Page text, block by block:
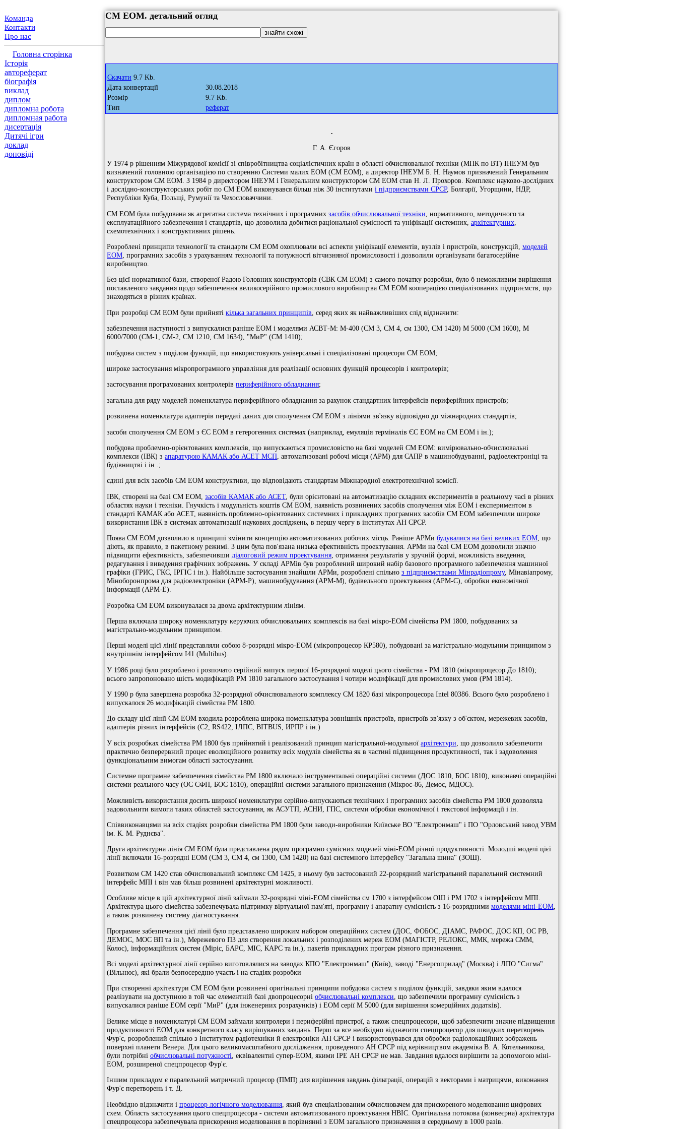
Команда
Контакти
Про нас
Головна сторінка
Історія
автореферат
біографія
виклад
диплом
дипломна робота
дипломная работа
дисертація
Дитячі ігри
доклад
доповіді
СМ ЕОМ. детальний огляд
Скачати 9.7 Kb.
Дата конвертації
30.08.2018
Розмір
9.7 Kb.
Тип
реферат
.
Г. А. Єгоров
У 1974 р рішенням Міжурядової комісії зі співробітництва соціалістичних країн в області обчислювальної техніки (МПК по ВТ) ІНЕУМ був
визначений головною організацією по створенню Системи малих ЕОМ (СМ ЕОМ), а директор ІНЕУМ Б. Н. Наумов призначений Генеральним
конструктором СМ ЕОМ. З 1984 р директором ІНЕУМ і Генеральним конструктором СМ ЕОМ став Н. Л. Прохоров. Комплекс науково-дослідних
і дослідно-конструкторських робіт по СМ ЕОМ виконувався більш ніж 30 інститутами і підприємствами СРСР, Болгарії, Угорщини, НДР,
Республіки Куба, Польщі, Румунії та Чехословаччини.
СМ ЕОМ була побудована як агрегатна система технічних і програмних засобів обчислювальної техніки , нормативного, методичного та
експлуатаційного забезпечення і стандартів, що дозволила добитися раціональної сумісності та уніфікації системних, архітектурних
схемотехнічних і конструктивних рішень.
Розроблені принципи технології та стандарти СМ ЕОМ охоплювали всі аспекти уніфікації елементів, вузлів і пристроїв, конструкцій, моделей
ЕОМ , програмних засобів з урахуванням технології та потужності вітчизняної промисловості і дозволили організувати багатосерійне
виробництво.
Без цієї нормативної бази, створеної Радою Головних конструкторів (СВК СМ ЕОМ) з самого початку розробки, було б неможливим вирішення
поставленого завдання щодо забезпечення великосерійного промислового виробництва СМ ЕОМ кооперацією спеціалізованих підприємств, що
знаходяться в різних країнах.
При розробці СМ ЕОМ були прийняті кілька загальних принципів , серед яких як найважливіших слід відзначити:
забезпечення наступності з випускалися раніше ЕОМ і моделями АСВТ-М: М-400 (СМ 3, СМ 4, см 1300, СМ 1420) М 5000 (СМ 1600), М
6000/7000 (СМ-1, СМ-2, СМ 1210, СМ 1634), "МиР" (СМ 1410);
побудова систем з поділом функцій, що використовують універсальні і спеціалізовані процесори СМ ЕОМ;
широке застосування мікропрограмного управління для реалізації основних функцій процесорів і контролерів;
застосування програмованих контролерів периферійного обладнання;
загальна для ряду моделей номенклатура периферійного обладнання за рахунок стандартних інтерфейсів периферійних пристроїв;
розвинена номенклатура адаптерів передачі даних для сполучення СМ ЕОМ з лініями зв'язку відповідно до міжнародних стандартів;
засоби сполучення СМ ЕОМ з ЄС ЕОМ в гетерогенних системах (наприклад, емуляція терміналів ЄС ЕОМ на СМ ЕОМ і ін.);
побудова проблемно-орієнтованих комплексів, що випускаються промисловістю на базі моделей СМ ЕОМ: вимірювально-обчислювальні
комплекси (ІВК) з апаратурою КАМАК або АСЕТ МСП , автоматизовані робочі місця (АРМ) для САПР в машинобудуванні, радіоелектроніці та
будівництві і ін .;
єдині для всіх засобів СМ ЕОМ конструктиви, що відповідають стандартам Міжнародної електротехнічної комісії.
ІВК, створені на базі СМ ЕОМ, засобів КАМАК або АСЕТ, були орієнтовані на автоматизацію складних експериментів в реальному часі в різних
областях науки і техніки. Гнучкість і модульність коштів СМ ЕОМ, наявність розвинених засобів сполучення між ЕОМ і експериментом в
стандарті КАМАК або АСЕТ, наявність проблемно-орієнтованих системних і прикладних програмних засобів СМ ЕОМ забезпечили широке
використання ІВК в системах автоматизації наукових досліджень, в першу чергу в інститутах АН СРСР.
Поява СМ ЕОМ дозволило в принципі змінити концепцію автоматизованих робочих місць. Раніше АРМи будувалися на базі великих ЕОМ , що
діють, як правило, в пакетному режимі. З цим була пов'язана низька ефективність проектування. АРМи на базі СМ ЕОМ дозволили значно
підвищити ефективність, забезпечивши діалоговий режим проектування , отримання результатів у зручній формі, можливість введення,
редагування і виведення графічних зображень. У складі АРМів був розроблений широкий набір базового програмного забезпечення машинної
графіки (ГРИС, ГКС, ІРГІС і ін.). Найбільше застосування знайшли АРМи, розроблені спільно з підприємствами Мінрадіопрому, Мінавіапрому,
Міноборонпрома для радіоелектроніки (АРМ-Р), машинобудування (АРМ-М), будівельного проектування (АРМ-С), обробки економічної
інформації (АРМ-Е).
Розробка СМ ЕОМ виконувалася за двома архітектурним лініям.
Перша включала широку номенклатуру керуючих обчислювальних комплексів на базі мікро-ЕОМ сімейства РМ 1800, побудованих за
магістрально-модульним принципом.
Перші моделі цієї лінії представляли собою 8-розрядні мікро-ЕОМ (мікропроцесор КР580), побудовані за магістрально-модульним принципом з
внутрішнім інтерфейсом І41 (Multibus).
У 1986 році було розроблено і розпочато серійний випуск першої 16-розрядної моделі цього сімейства - РМ 1810 (мікропроцесор До 1810);
всього запропоновано шість модифікацій РМ 1810 загального застосування і чотири модифікації для промислових умов (РМ 1814).
У 1990 р була завершена розробка 32-розрядної обчислювального комплексу СМ 1820 базі мікропроцесора Intel 80386. Всього було розроблено і
випускалося 26 модифікацій сімейства РМ 1800.
До складу цієї лінії СМ ЕОМ входила розроблена широка номенклатура зовнішніх пристроїв, пристроїв зв'язку з об'єктом, мережевих засобів,
адаптерів різних інтерфейсів (C2, RS422, ІЛПС, BITBUS, ИРПР і ін.)
У всіх розробках сімейства РМ 1800 був прийнятий і реалізований принцип магістральної-модульної архітектури , що дозволило забезпечити
практично безперервний процес еволюційного розвитку всіх модулів сімейства як в частині підвищення продуктивності, так і задоволення
функціональним вимогам області застосування.
Системне програмне забезпечення сімейства РМ 1800 включало інструментальні операційні системи (ДОС 1810, БОС 1810), виконавчі операційні
системи реального часу (ОС СФП, БОС 1810), операційні системи загального призначення (Мікрос-86, Демос, МДОС).
Можливість використання досить широкої номенклатури серійно-випускаються технічних і програмних засобів сімейства РМ 1800 дозволяла
задовольнити вимоги таких областей застосування, як АСУТП, АСНИ, ГПС, системи обробки економічної і текстової інформації і ін.
Співвиконавцями на всіх стадіях розробки сімейства РМ 1800 були заводи-виробники Київське ВО "Електронмаш" і ПО "Орловський завод УВМ
ім. К. М. Руднєва".
Друга архітектурна лінія СМ ЕОМ була представлена ​​рядом програмно сумісних моделей міні-ЕОМ різної продуктивності. Молодші моделі цієї
лінії включали 16-розрядні ЕОМ (СМ 3, СМ 4, см 1300, СМ 1420) на базі системного інтерфейсу "Загальна шина" (ЗОШ).
Розвитком СМ 1420 став обчислювальний комплекс СМ 1425, в ньому був застосований 22-розрядний магістральний паралельний системний
інтерфейс МПІ і він мав більш розвинені архітектурні можливості.
Особливе місце в цій архітектурної лінії займали 32-розрядні міні-ЕОМ сімейства см 1700 з інтерфейсом ОШ і РМ 1702 з інтерфейсом МПІ.
Архітектура цього сімейства забезпечувала підтримку віртуальної пам'яті, програмну і апаратну сумісність з 16-розрядними моделями міні-ЕОМ,
а також розвинену систему діагностування.
Програмне забезпечення цієї лінії було представлено широким набором операційних систем (ДОС, ФОБОС, ДІАМС, РАФОС, ДОС КП, ОС РВ,
ДЕМОС, МОС ВП та ін.), Мережевого ПЗ для створення локальних і розподілених мереж ЕОМ (МАГІСТР, РЕЛОКС, ММК, мережа СММ,
Колос), інформаційних систем (Міріс, БАРС, МІС, КАРС та ін.), пакетів прикладних програм різного призначення.
Всі моделі архітектурної лінії серійно виготовлялися на заводах КПО "Електронмаш" (Київ), заводі "Енергоприлад" (Москва) і ЛПО "Сигма"
(Вільнюс), які брали безпосередню участь і на стадіях розробки
При створенні архітектури СМ ЕОМ були розвинені оригінальні принципи побудови систем з поділом функцій, завдяки яким вдалося
реалізувати на доступною в той час елементній базі двопроцесорні обчислювальні комплекси, що забезпечили програмну сумісність з
випускалися раніше ЕОМ серії "МиР" (для інженерних розрахунків) і ЕОМ серії М 5000 (для вирішення комерційних додатків).
Велике місце в номенклатурі СМ ЕОМ займали контролери і периферійні пристрої, а також спецпроцесори, щоб забезпечити значне підвищення
продуктивності ЕОМ для конкретного класу вирішуваних завдань. Перш за все необхідно відзначити спецпроцесор для швидких перетворень
Фур'є, розроблений спільно з Інститутом радіотехніки й електроніки АН СРСР і використовувався для обробки радіолокаційних зображень
поверхні планети Венера. Для цього великомасштабного дослідження, проведеного АН СРСР під керівництвом академіка В. А. Котельникова,
були потрібні обчислювальні потужності , еквівалентні супер-ЕОМ, якими ІРЕ АН СРСР не мав. Завдання вдалося вирішити за допомогою міні-
ЕОМ, розширеної спецпроцесор Фур'є.
Іншим прикладом є паралельний матричний процесор (ПМП) для вирішення завдань фільтрації, операцій з векторами і матрицями, виконання
Фур'є перетворень і т. Д.
Необхідно відзначити і процесор логічного моделювання , який був спеціалізованим обчислювачем для прискореного моделювання цифрових
схем. Область застосування цього спецпроцесора - системи автоматизованого проектування НВІС. Оригінальна потокова (конвеєрна) архітектура
спецпроцесора забезпечувала прискорення моделювання в порівнянні з ЕОМ загального призначення в середньому в 1000 разів.